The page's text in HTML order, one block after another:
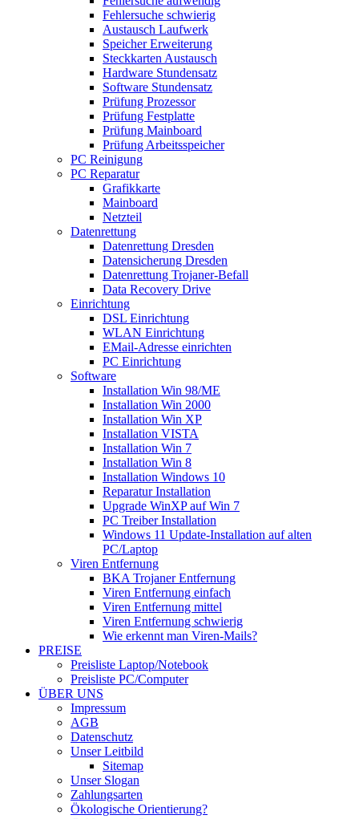
Fehlersuche schwierig
Austausch Laufwerk
Speicher Erweiterung
Steckkarten Austausch
Hardware Stundensatz
Software Stundensatz
Prüfung Prozessor
Prüfung Festplatte
Prüfung Mainboard
Prüfung Arbeitsspeicher
PC Reinigung
PC Reparatur
Grafikkarte
Mainboard
Netzteil
Datenrettung
Datenrettung Dresden
Datensicherung Dresden
Datenrettung Trojaner-Befall
Data Recovery Drive
Einrichtung
DSL Einrichtung
WLAN Einrichtung
EMail-Adresse einrichten
PC Einrichtung
Software
Installation Win 98/ME
Installation Win 2000
Installation Win XP
Installation VISTA
Installation Win 7
Installation Win 8
Installation Windows 10
Reparatur Installation
Upgrade WinXP auf Win 7
PC Treiber Installation
Windows 11 Update-Installation auf alten
PC/Laptop
Viren Entfernung
BKA Trojaner Entfernung
Viren Entfernung einfach
Viren Entfernung mittel
Viren Entfernung schwierig
Wie erkennt man Viren-Mails?
PREISE
Preisliste Laptop/Notebook
Preisliste PC/Computer
ÜBER UNS
Impressum
AGB
Datenschutz
Unser Leitbild
Sitemap
Unser Slogan
Zahlungsarten
Ökologische Orientierung?